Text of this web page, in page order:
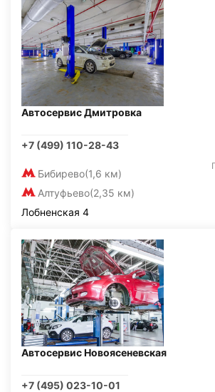
Автосервис Дмитровка
+7 (499) 110-28-43
Бибирево(1,6 км)
Алтуфьево(2,35 км)
Лобненская 4
Автосервис Новоясеневская
+7 (495) 023-10-01